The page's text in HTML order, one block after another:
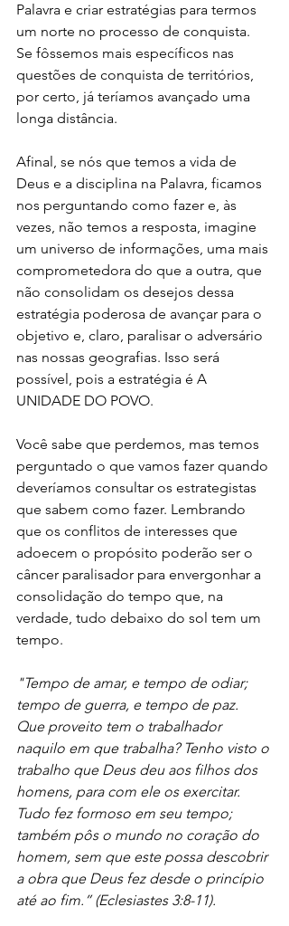
Palavra e criar estratégias para termos
um norte no processo de conquista.
Se fôssemos mais específicos nas
questões de conquista de territórios,
por certo, já teríamos avançado uma
longa distância.
Afinal, se nós que temos a vida de
Deus e a disciplina na Palavra, ficamos
nos perguntando como fazer e, às
vezes, não temos a resposta, imagine
um universo de informações, uma mais
comprometedora do que a outra, que
não consolidam os desejos dessa
estratégia poderosa de avançar para o
objetivo e, claro, paralisar o adversário
nas nossas geografias. Isso será
possível, pois a estratégia é A
UNIDADE DO POVO.
Você sabe que perdemos, mas temos
perguntado o que vamos fazer quando
deveríamos consultar os estrategistas
que sabem como fazer. Lembrando
que os conflitos de interesses que
adoecem o propósito poderão ser o
câncer paralisador para envergonhar a
consolidação do tempo que, na
verdade, tudo debaixo do sol tem um
tempo.
"Tempo de amar, e tempo de odiar;
tempo de guerra, e tempo de paz.
Que proveito tem o trabalhador
naquilo em que trabalha? Tenho visto o
trabalho que Deus deu aos filhos dos
homens, para com ele os exercitar.
Tudo fez formoso em seu tempo;
também pôs o mundo no coração do
homem, sem que este possa descobrir
a obra que Deus fez desde o princípio
até ao fim.” (Eclesiastes 3:8-11).